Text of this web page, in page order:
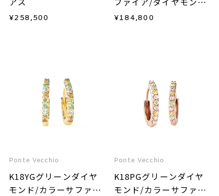
¥258,500
ピアス
¥184,800
Ponte Vecchio
K18YGグリーンダイヤ
モンド/カラーサファイ
Ponte Vecchio
K18PGグリーンダイヤ
モンド/カラーサファイ